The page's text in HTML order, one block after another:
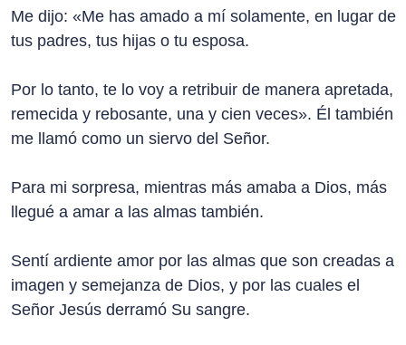
Me dijo: «Me has amado a mí solamente, en lugar de
tus padres, tus hijas o tu esposa.
Por lo tanto, te lo voy a retribuir de manera apretada,
remecida y rebosante, una y cien veces». Él también
me llamó como un siervo del Señor.
Para mi sorpresa, mientras más amaba a Dios, más
llegué a amar a las almas también.
Sentí ardiente amor por las almas que son creadas a
imagen y semejanza de Dios, y por las cuales el
Señor Jesús derramó Su sangre.